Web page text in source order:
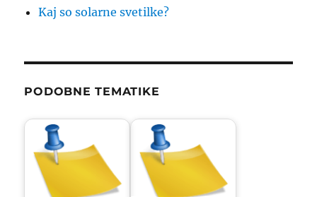
Kaj so solarne svetilke?
PODOBNE TEMATIKE